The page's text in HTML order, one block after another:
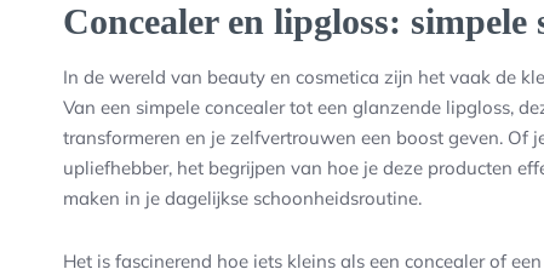
Concealer en lipgloss:
In de wereld van beauty en cosmetica zijn het vaak de
Van een simpele concealer tot een glanzende lipgloss,
transformeren en je zelfvertrouwen een boost geven.
upliefhebber, het begrijpen van hoe je deze producten
maken in je dagelijkse schoonheidsroutine.
Het is fascinerend hoe iets kleins als een concealer of